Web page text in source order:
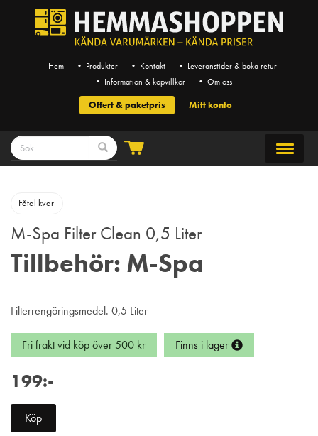
Hem • Produkter • Kontakt
• Leveranstider & boka retur
• Information & köpvillkor
• Om oss
Offert & paketpris Mitt konto
Fåtal kvar
M-Spa Filter Clean 0,5 Liter
Tillbehör: M-Spa
Filterrengöringsmedel. 0,5 Liter
Fri frakt vid köp över 500 kr Finns i lager
199:-
Köp